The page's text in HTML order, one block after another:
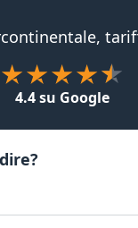
4.4 su Google